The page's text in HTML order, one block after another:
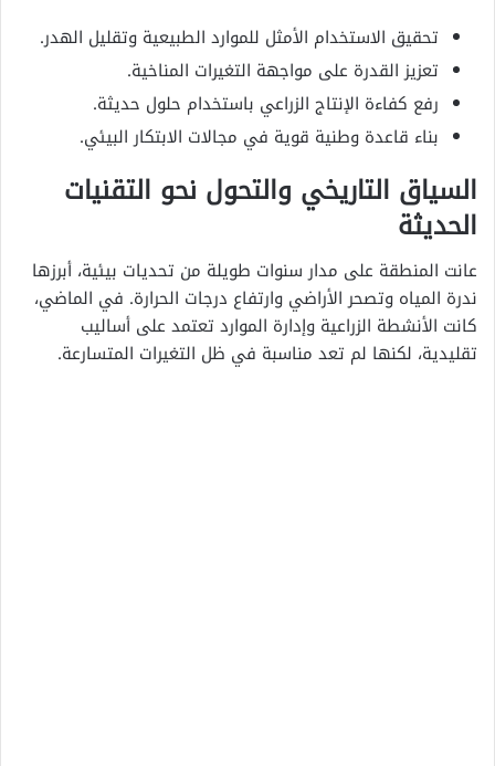
تحقيق الاستخدام الأمثل للموارد الطبيعية وتقليل الهدر.
تعزيز القدرة على مواجهة التغيرات المناخية.
رفع كفاءة الإنتاج الزراعي باستخدام حلول حديثة.
بناء قاعدة وطنية قوية في مجالات الابتكار البيئي.
السياق التاريخي والتحول نحو التقنيات
الحديثة
عانت المنطقة على مدار سنوات طويلة من تحديات بيئية، أبرزها
ندرة المياه وتصحر الأراضي وارتفاع درجات الحرارة. في الماضي،
كانت الأنشطة الزراعية وإدارة الموارد تعتمد على أساليب
تقليدية، لكنها لم تعد مناسبة في ظل التغيرات المتسارعة.